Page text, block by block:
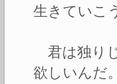
生きていこ
君は独り
欲しいんだ